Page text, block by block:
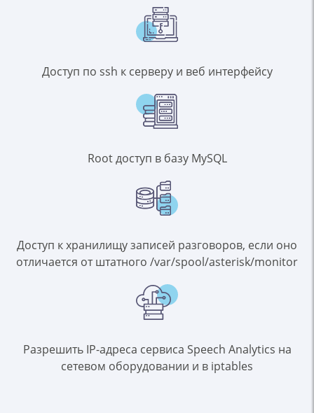
Доступ по ssh к серверу и веб интерфейсу
Root доступ в базу MySQL
Доступ к хранилищу записей разговоров, если оно
отличается от штатного /var/spool/asterisk/monitor
Разрешить IP-адреса сервиса Speech Analytics на
сетевом оборудовании и в iptables